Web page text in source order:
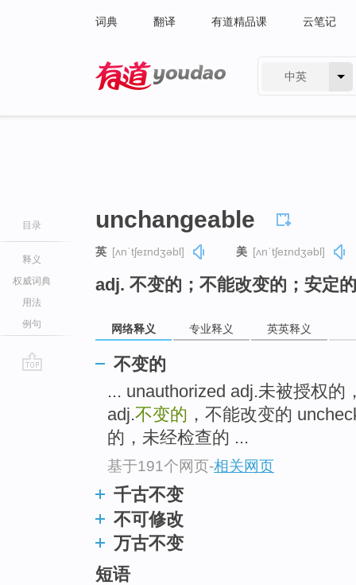
词典 翻译 有道精品课 云笔记
中英
目录
释义
权威词典
用法
例句
unchangeable
英 [ʌnˈtʃeɪndʒəbl] 美 [ʌnˈtʃeɪndʒəbl]
adj. 不变的；不能改变的；安定的
网络释义 专业释义 英英释义
不变的
... unauthorized adj.未被授权
adj.不变的 ，不能改变的
的，未经检查的 ...
基于191个网页-相关网页
千古不变
不可修改
万古不变
短语